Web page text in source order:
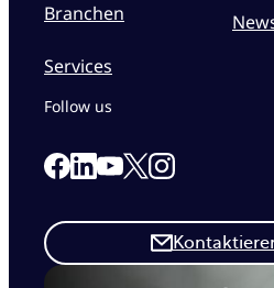
Branchen
Services
Follow us
Link to our Facebook page
Link to our Linkedin page
Link to our Youtube
Link to our X page
Link to our